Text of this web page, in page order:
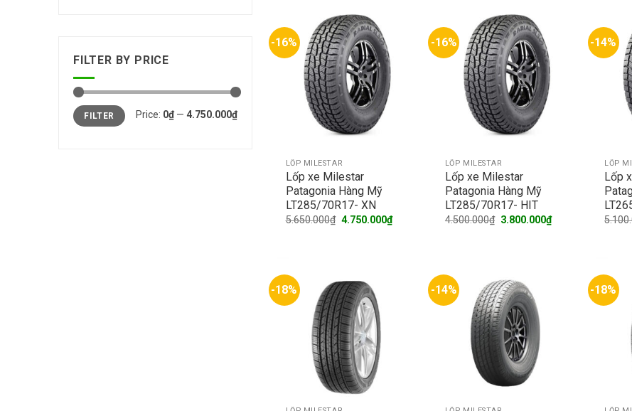
FILTER BY PRICE
Min
price
Max
priceFILTER Price: 0₫— 4.750.000₫
-16%
LỐP MILESTAR
Lốp xe Milestar
Patagonia Hàng Mỹ
LT285/70R17- XN
5.650.000₫ Original
4.750.000₫Current
price
-16%
LỐP MILESTAR
Lốp xe Milestar
Patagonia Hàng Mỹ
LT285/70R17- HIT
4.500.000₫ Original
3.800.000₫Current
price
-14%
LỐP
Lốp
-18% -14% -18%